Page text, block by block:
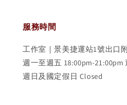
服務時間
工作室｜景美捷運站1號出口
週一至週五 18:00pm-21:00pm
週日及國定假日 Closed